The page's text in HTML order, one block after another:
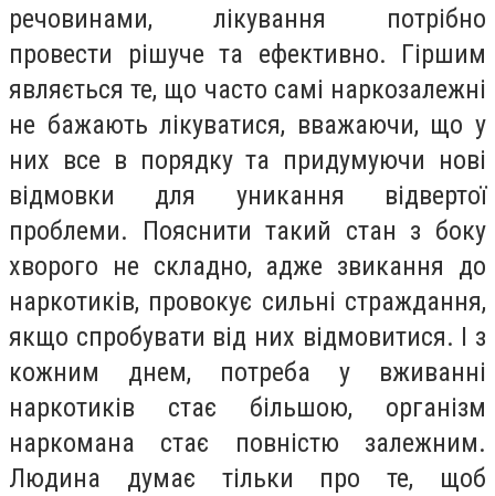
речовинами, лікування потрібно
провести рішуче та ефективно. Гіршим
являється те, що часто самі наркозалежні
не бажають лікуватися, вважаючи, що у
них все в порядку та придумуючи нові
відмовки для уникання відвертої
проблеми. Пояснити такий стан з боку
хворого не складно, адже звикання до
наркотиків, провокує сильні страждання,
якщо спробувати від них відмовитися. І з
кожним днем, потреба у вживанні
наркотиків стає більшою, організм
наркомана стає повністю залежним.
Людина думає тільки про те, щоб